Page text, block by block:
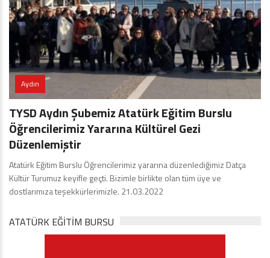
Aydın
TYSD Aydın Şubemiz Atatürk Eğitim Burslu
Öğrencilerimiz Yararına Kültürel Gezi
Düzenlemiştir
Atatürk Eğitim Burslu Öğrencilerimiz yararına düzenlediğimiz Datça
Kültür Turumuz keyifle geçti. Bizimle birlikte olan tüm üye ve
dostlarımıza teşekkürlerimizle. 21.03.2022
ATATÜRK EĞITIM BURSU